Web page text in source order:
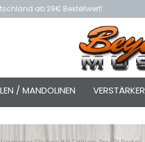
ab 29€ Bestellwert!
/ MANDOLINEN VERSTÄRKER